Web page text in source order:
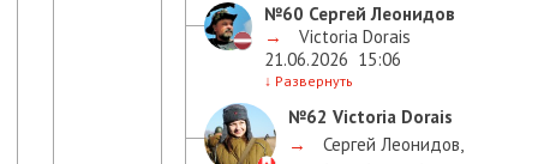
№60 Сергей Леонидов
→
Victoria Dorais
21.06.2026 15:06
↓ Развернуть
№62 Victoria Dorais
→
Сергей Леонидов,